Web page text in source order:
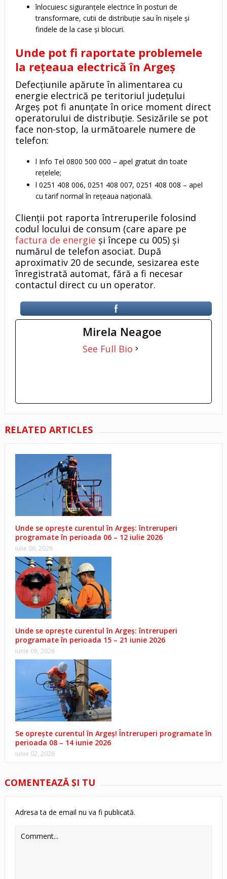
înlocuiesc siguranțele electrice în posturi de
transformare, cutii de distribuție sau în nișele și
firidele de la case și blocuri.
Unde pot fi raportate problemele
la rețeaua electrică în Argeș
Defecțiunile apărute în alimentarea cu
energie electrică pe teritoriul județului
Argeș pot fi anunțate în orice moment direct
operatorului de distribuție. Sesizările se pot
face non-stop, la următoarele numere de
telefon:
l Info Tel 0800 500 000 – apel gratuit din toate
rețelele;
l 0251 408 006, 0251 408 007, 0251 408 008 – apel
cu tarif normal în rețeaua națională.
Clienții pot raporta întreruperile folosind
codul locului de consum (care apare pe
factura de energie și începe cu 005) și
numărul de telefon asociat. După
aproximativ 20 de secunde, sesizarea este
înregistrată automat, fără a fi necesar
contactul direct cu un operator.
Mirela Neagoe
See Full Bio
RELATED ARTICLES
Unde se oprește curentul în Argeș: întreruperi
programate în perioada 06 – 12 iulie 2026
iulie 06, 2026
Unde se oprește curentul în Argeș: întreruperi
programate în perioada 15 – 21 iunie 2026
iunie 08, 2026
Se oprește curentul în Argeș! Întreruperi programate în
perioada 08 – 14 iunie 2026
iunie 02, 2026
COMENTEAZĂ ŞI TU
Adresa ta de email nu va fi publicată.